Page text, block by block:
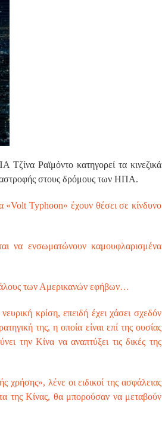
Ραϊμόντο κατηγορεί τα κινεζικά
στους δρόμους των ΗΠΑ.
«Volt Typhoon» έχουν θέσει σε κίνδυνο
να ενσωματώνουν καμουφλαρισμένα
των Αμερικανών εφήβων…
κρίση, επειδή έχει χάσει σχεδόν
της, η οποία είναι επί της ουσίας
την Κίνα να αναπτύξει τις δικές της
χρήσης», λένε οι ειδικοί της ασφάλειας
της Κίνας, θα μπορούσαν να μεταβούν